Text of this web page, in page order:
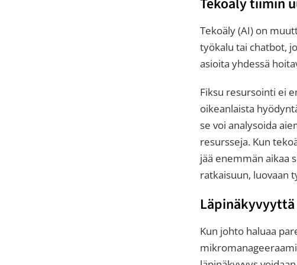
Tekoäly (AI) on
työkalu tai chatbot,
asioita yhdessä
Fiksu resursointi ei
oikeanlaista
se voi analysoida
resursseja. Kun
jää enemmän aikaa
ratkaisuun, luovaan
Kun johto haluaa